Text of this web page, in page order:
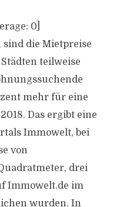
0]
die Mietpreise
teilweise
mehr für eine
Das ergibt eine
Immowelt, bei
von
drei
Immowelt.de im
wurden. In